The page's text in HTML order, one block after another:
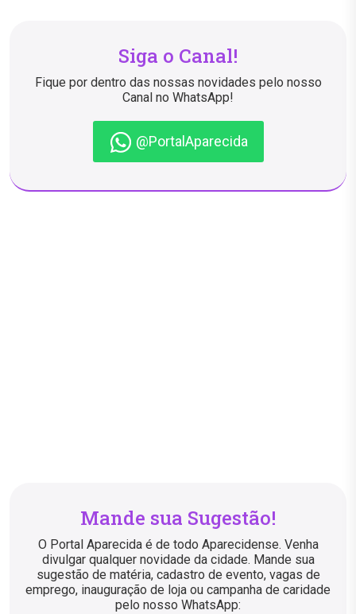
Siga o Canal!
Fique por dentro das nossas novidades pelo nosso
Canal no WhatsApp!
@PortalAparecida
Mande sua Sugestão!
O Portal Aparecida é de todo Aparecidense. Venha
divulgar qualquer novidade da cidade. Mande sua
sugestão de matéria, cadastro de evento, vagas de
emprego, inauguração de loja ou campanha de caridade
pelo nosso WhatsApp: